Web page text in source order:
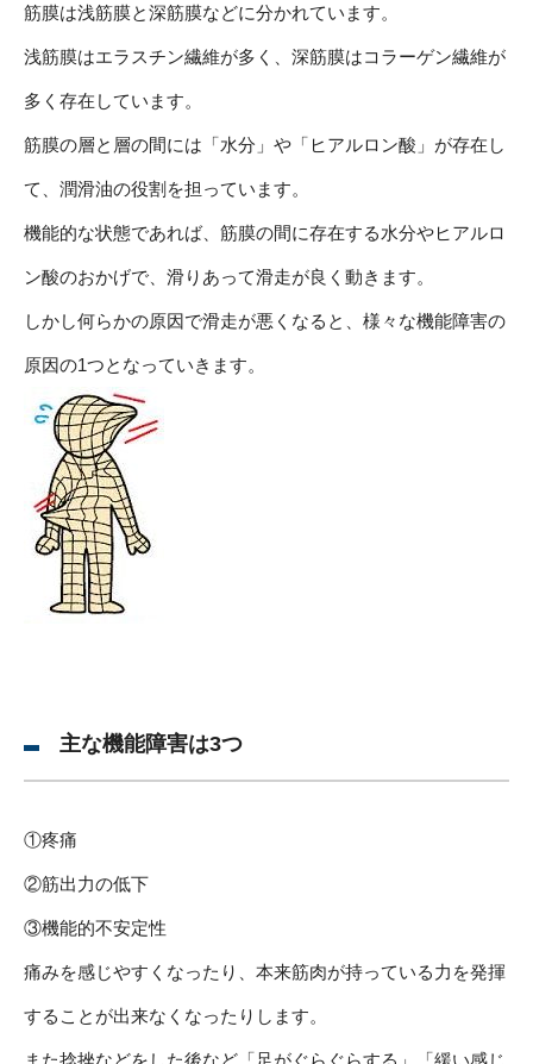
筋膜は浅筋膜と深筋膜などに分かれています。
浅筋膜はエラスチン繊維が多く、深筋膜はコラーゲン繊維が
多く存在しています。
筋膜の層と層の間には「水分」や「ヒアルロン酸」が存在し
て、潤滑油の役割を担っています。
機能的な状態であれば、筋膜の間に存在する水分やヒアルロ
ン酸のおかげで、滑りあって滑走が良く動きます。
しかし何らかの原因で滑走が悪くなると、様々な機能障害の
原因の1つとなっていきます。
主な機能障害は3つ
①疼痛
②筋出力の低下
③機能的不安定性
痛みを感じやすくなったり、本来筋肉が持っている力を発揮
することが出来なくなったりします。
また捻挫などをした後など「足がぐらぐらする」「緩い感じ